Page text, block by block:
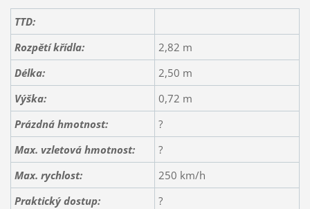
TTD:
Rozpětí křídla:
2,82 m
Délka:
2,50 m
Výška:
0,72 m
Prázdná hmotnost:
?
Max. vzletová hmotnost:
?
Max. rychlost:
250 km/h
Praktický dostup:
?